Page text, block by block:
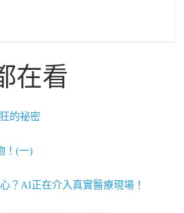
在看
的祕密
！(一)
？AI正在介入真實醫療現場！